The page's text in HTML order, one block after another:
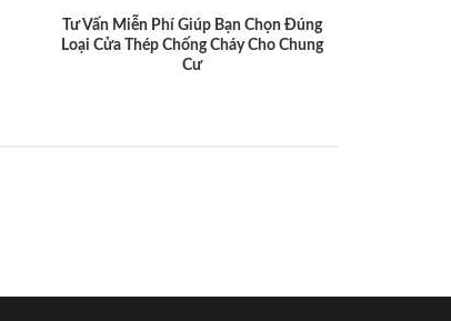
Tư Vấn Miễn Phí Giúp Bạn Chọn Đúng
Loại Cửa Thép Chống Cháy Cho Chung
Cư